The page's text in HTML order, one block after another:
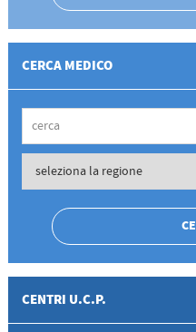
CERCA MEDICO
CENTRI U.C.P.